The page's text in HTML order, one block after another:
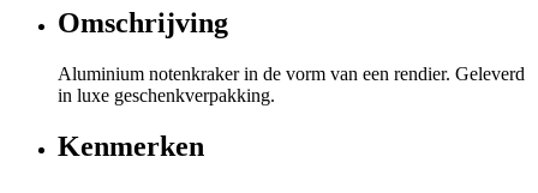
Omschrijving
Aluminium notenkraker in de vorm van een rendier. Geleverd
in luxe geschenkverpakking.
Kenmerken